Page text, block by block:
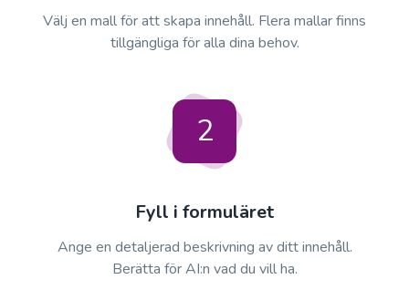
Välj en mall för att skapa innehåll. Flera mallar finns
tillgängliga för alla dina behov.
2
Fyll i formuläret
Ange en detaljerad beskrivning av ditt innehåll.
Berätta för AI:n vad du vill ha.